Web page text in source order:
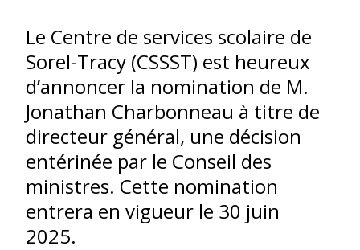
Le Centre de services scolaire de
Sorel-Tracy (CSSST) est heureux
d’annoncer la nomination de M.
Jonathan Charbonneau à titre de
directeur général, une décision
entérinée par le Conseil des
ministres. Cette nomination
entrera en vigueur le 30 juin
2025.